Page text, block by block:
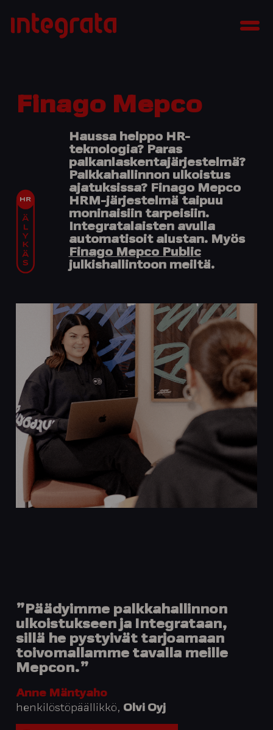
sisältöön
Integrata
Finago Mepco
Haussahelppo HR-
teknologia? Paras
palkanlaskentajärjestelmä?
Palkkahallinnon ulkoistus
ajatuksissa? Finago Mepco
HRM -järjestelmä taipuu
moninaisiin tarpeisiin.
Integratalaisten avulla
automatisoit alustan. Myös
Finago Mepco Public
julkishallintoon meiltä.
”Päädyimme palkkahallinnon
ulkoistukseen ja Integrataan,
sillä he pystyivät tarjoamaan
toivomallamme tavalla meille
Mepcon.”
Anne Mäntyaho
henkilöstöpäällikkö, Olvi Oyj